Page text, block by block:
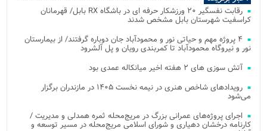
رقابت نفسگیر ۲۰ ورزشکار حرفه ای در باشگاه RX بابل/ قهرمانان
کراسفیت شهرستان بابل مشخص شدند
۴ پروژه مهم و حیاتی نور و محمودآباد جان دوباره گرفتند/ از بیمارستان
نور و نیروگاه محمودآباد تا کمربندی رویان و پل آلشرود
آتش‌ سوزی‌ های ۲ هفته اخیر میانکاله عمدی بود
رویدادهای شاخص هنری در نیمه نخست ۱۴۰۵ در مازندران برگزار
می‌شود
اجرای پروژه‌های عمرانی بزرگ در مریج‌محله ثمره همدلی و مدیریت /
کارنامه درخشان دهیاری و شورای اسلامی مریج‌محله در مسیر توسعه و